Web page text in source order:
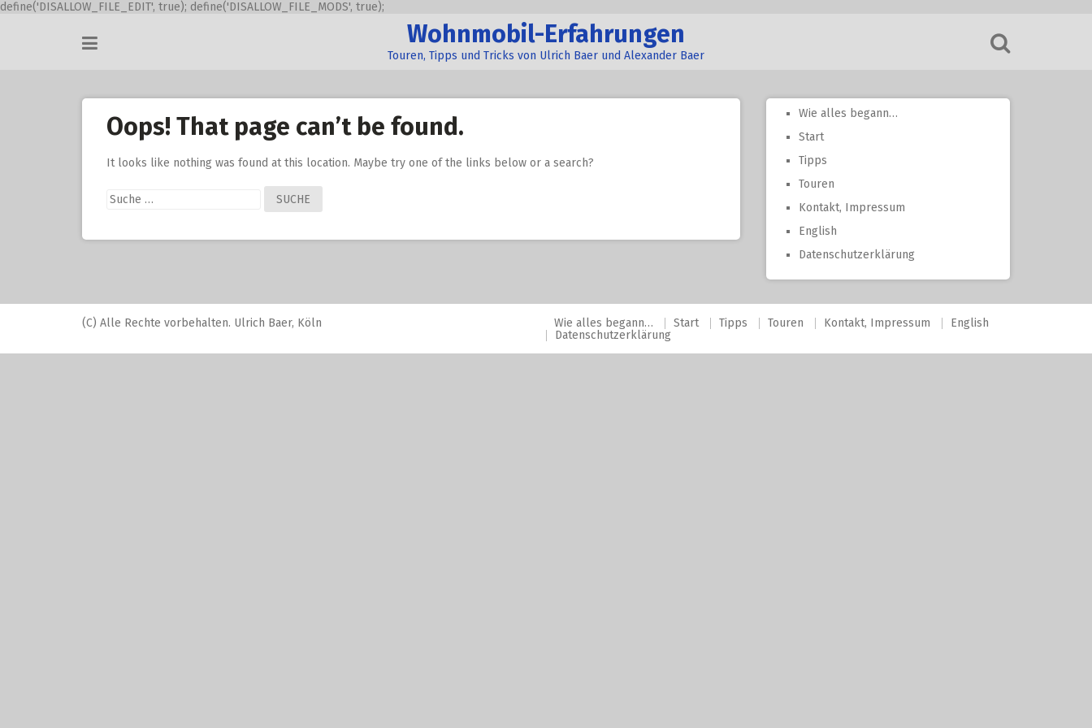
define('DISALLOW_FILE_EDIT', true); define('DISALLOW_FILE_MODS', true);
Wohnmobil-Erfahrungen
Touren, Tipps und Tricks von Ulrich Baer und Alexander Baer
Oops! That page can’t be found.
It looks like nothing was found at this location. Maybe try one of the links below or a search?
Suche
nach:
Wie alles begann…
Start
Tipps
Touren
Kontakt, Impressum
English
Datenschutzerklärung
(C) Alle Rechte vorbehalten. Ulrich Baer, Köln Wie alles begann… Start Tipps Touren Kontakt, Impressum
English
Datenschutzerklärung